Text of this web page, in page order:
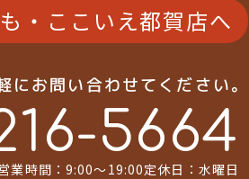
上
以上
１台無料
道完備
南面バルコニー
上下水道完備
・ここいえ都賀店へ
にお問い合わせてください。
5664
業時間：9:00〜19:00定休日：水曜日